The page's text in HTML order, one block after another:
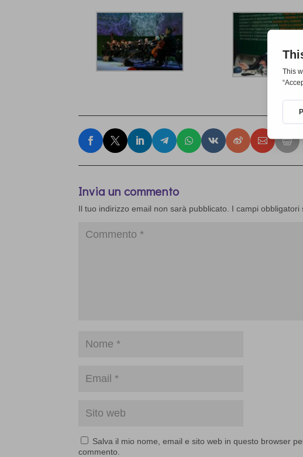
Invia un commento
Il tuo indirizzo email non sarà pubblicato. I campi
Salva il mio nome, email e sito web in questo browser
commento.